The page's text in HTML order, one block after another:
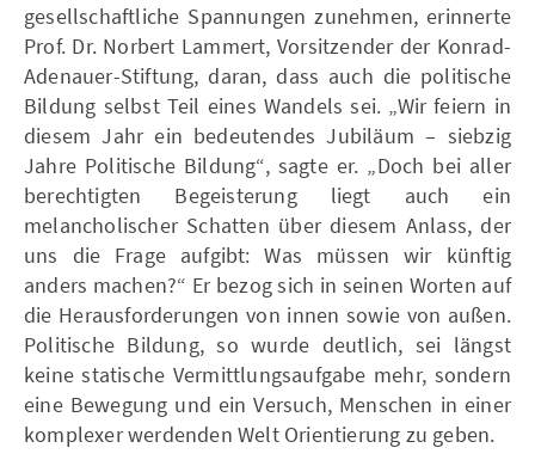
gesellschaftliche Spannungen zunehmen, erinnerte
Prof. Dr. Norbert Lammert, Vorsitzender der Konrad-
Adenauer-Stiftung, daran, dass auch die politische
Bildung selbst Teil eines Wandels sei. „Wir feiern in
diesem Jahr ein bedeutendes Jubiläum – siebzig
Jahre Politische Bildung“, sagte er. „Doch bei aller
berechtigten Begeisterung liegt auch ein
melancholischer Schatten über diesem Anlass, der
uns die Frage aufgibt: Was müssen wir künftig
anders machen?“ Er bezog sich in seinen Worten auf
die Herausforderungen von innen sowie von außen.
Politische Bildung, so wurde deutlich, sei längst
keine statische Vermittlungsaufgabe mehr, sondern
eine Bewegung und ein Versuch, Menschen in einer
komplexer werdenden Welt Orientierung zu geben.